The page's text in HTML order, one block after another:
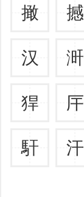
撖 撼
汉 涆
猂 厈
馯 汗